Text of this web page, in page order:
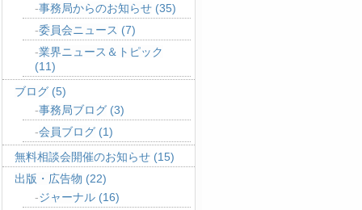
事務局からのお知らせ (35)
委員会ニュース (7)
業界ニュース＆トピック
(11)
ブログ (5)
事務局ブログ (3)
会員ブログ (1)
無料相談会開催のお知らせ (15)
出版・広告物 (22)
ジャーナル (16)